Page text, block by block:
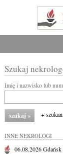
Szukaj
Imię i nazwisko lub
+
INNE NEKROLOGI
06.08.2026Gdańsk